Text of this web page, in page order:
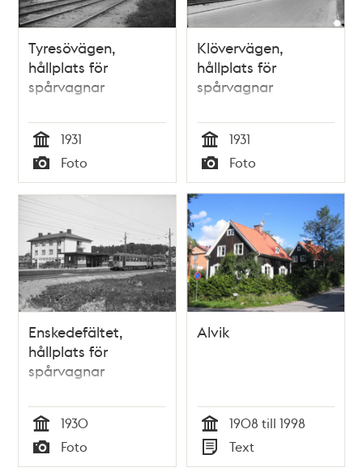
Tyresövägen,
hållplats för
spårvagnar
Tid
1931
Typ
Foto
Klövervägen,
hållplats för
spårvagnar
Tid
1931
Typ
Foto
Enskedefältet,
hållplats för
spårvagnar
Tid
1930
Typ
Foto
Alvik
Tid
1908 till 1998
Typ
Text